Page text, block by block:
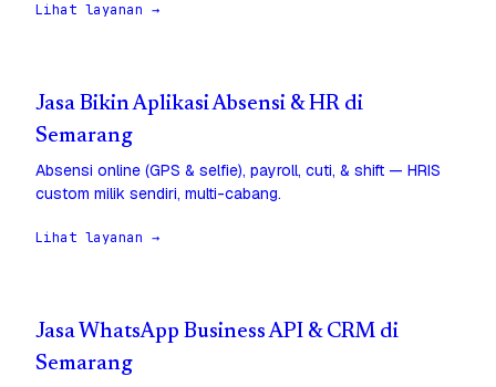
Lihat layanan →
Jasa Bikin Aplikasi Absensi & HR di
Semarang
Absensi online (GPS & selfie), payroll, cuti, & shift — HRIS
custom milik sendiri, multi-cabang.
Lihat layanan →
Jasa WhatsApp Business API & CRM di
Semarang